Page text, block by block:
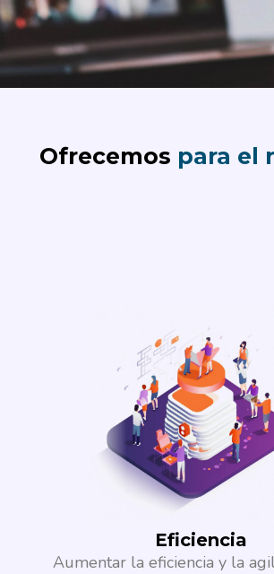
Ofrecemos para el
Eficiencia​
Aumentar la eficiencia y la